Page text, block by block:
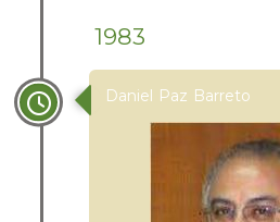
1983
Daniel Paz Barreto